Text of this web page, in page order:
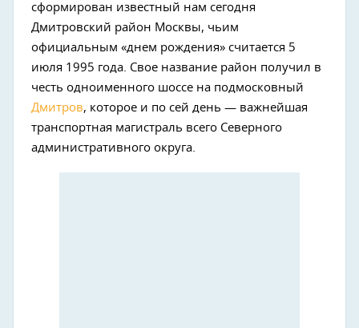
сформирован известный нам сегодня
Дмитровский район Москвы, чьим
официальным «днем рождения» считается 5
июля 1995 года. Свое название район получил в
честь одноименного шоссе на подмосковный
Дмитров, которое и по сей день — важнейшая
транспортная магистраль всего Северного
административного округа.